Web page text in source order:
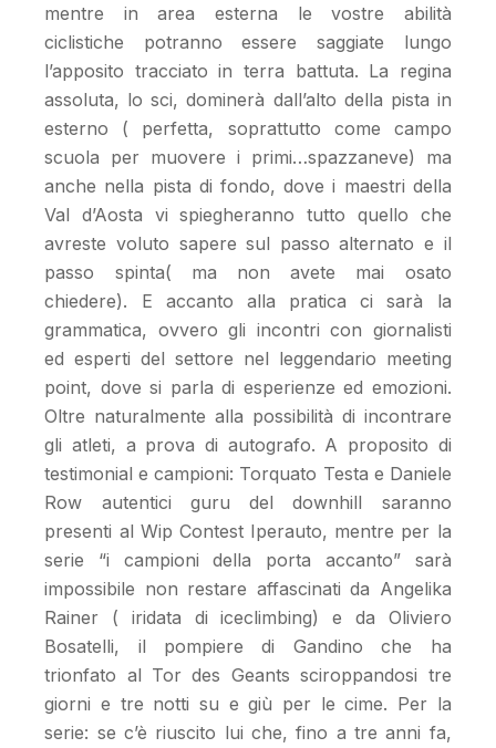
mentre in area esterna le vostre abilità
ciclistiche potranno essere saggiate lungo
l’apposito tracciato in terra battuta. La regina
assoluta, lo sci, dominerà dall’alto della pista in
esterno ( perfetta, soprattutto come campo
scuola per muovere i primi…spazzaneve) ma
anche nella pista di fondo, dove i maestri della
Val d’Aosta vi spiegheranno tutto quello che
avreste voluto sapere sul passo alternato e il
passo spinta( ma non avete mai osato
chiedere). E accanto alla pratica ci sarà la
grammatica, ovvero gli incontri con giornalisti
ed esperti del settore nel leggendario meeting
point, dove si parla di esperienze ed emozioni.
Oltre naturalmente alla possibilità di incontrare
gli atleti, a prova di autografo. A proposito di
testimonial e campioni: Torquato Testa e Daniele
Row autentici guru del downhill saranno
presenti al Wip Contest Iperauto, mentre per la
serie “i campioni della porta accanto” sarà
impossibile non restare affascinati da Angelika
Rainer ( iridata di iceclimbing) e da Oliviero
Bosatelli, il pompiere di Gandino che ha
trionfato al Tor des Geants sciroppandosi tre
giorni e tre notti su e giù per le cime. Per la
serie: se c’è riuscito lui che, fino a tre anni fa,